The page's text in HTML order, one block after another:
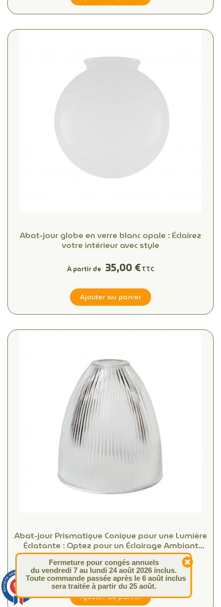
Abat-jour globe en verre blanc opale : Éclairez
votre intérieur avec style
À partir de 35,00 €TTC
Ajouter au panier
Abat-jour Prismatique Conique pour une Lumière
Éclatante : Optez pour un Éclairage Ambiant
Unique
60,00 €
Ajouter au panier
Fermeture pour congés annuels
du vendredi 7 au lundi 24 août 2026 inclus.
Toute commande passée après le 6 août inclus
sera traitée à partir du 25 août.
9.4
313 avis